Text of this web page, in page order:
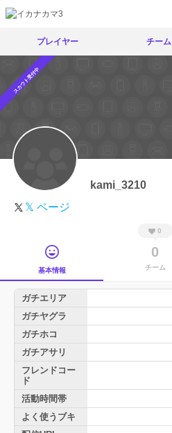
プレイヤー チーム
スカウト受付中
kami_3210
𝕏 ページ
基本情報
0
0
チーム
ガチエリア
ガチヤグラ
ガチホコ
ガチアサリ
フレンドコー
ド
活動時間帯
よく使うブキ